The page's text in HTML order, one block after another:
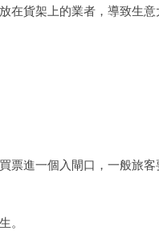
在貨架上的業者，導致生意
進一個入閘口，一般旅
。